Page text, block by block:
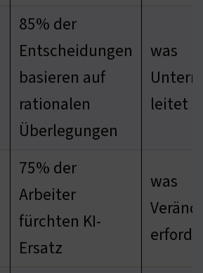
85% der
Entscheidungen
basieren auf
rationalen
Überlegungen
was
leitet
75% der
Arbeiter
fürchten KI-
Ersatz
was